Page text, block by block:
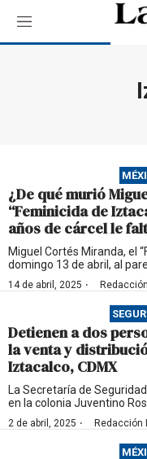
M
e
¿De qué murió
“Feminicida de
años de cárcel le
Miguel Cortés Miranda, el
domingo 13 de abril, al
14 de abril, 2025 ·
Detienen a dos
la venta y
Iztacalco, CDMX
La Secretaría de
en la colonia Juventino
2 de abril, 2025 · Redacción